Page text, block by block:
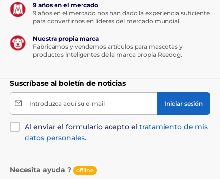
9 años en el mercado
9 años en el mercado nos han dado la experiencia suficiente
para convertirnos en líderes del mercado mundial.
Nuestra propia marca
Fabricamos y vendemos artículos para mascotas y
productos inteligentes de la marca propia Reedog.
Suscríbase al boletín de noticias
Introduzca aquí su e-mail Iniciar sesión
Al enviar el formulario acepto el tratamiento de mis
datos personales.
Necesita ayuda ? offline